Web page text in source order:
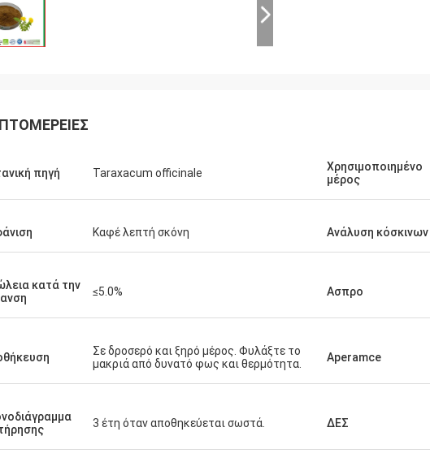
πηγή Taraxacum officinale
Χρησιμοποιημένο
μέρος
Καφέ λεπτή σκόνη Ανάλυση κόσκινων
κατά την
≤5.0% Ασπρο
Σε δροσερό και ξηρό μέρος. Φυλάξτε το
μακριά από δυνατό φως και θερμότητα.
Aperamce
3 έτη όταν αποθηκεύεται σωστά. ΔΕΣ